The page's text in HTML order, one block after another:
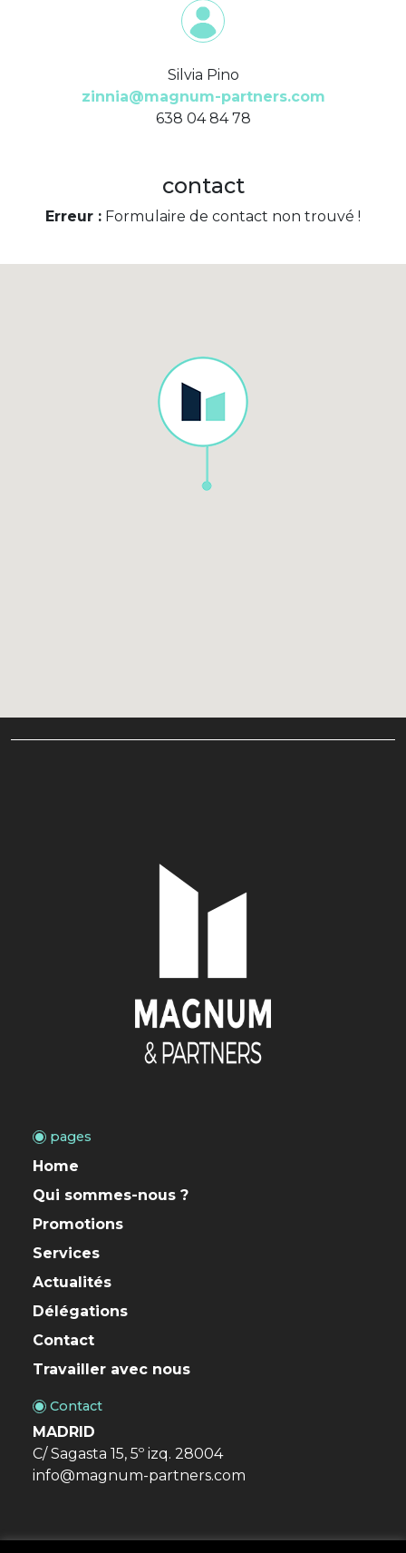
Silvia Pino
zinnia@magnum-partners.com
638 04 84 78
contact
Erreur : Formulaire de contact non trouvé !
pages
Home
Qui sommes-nous ?
Promotions
Services
Actualités
Délégations
Contact
Travailler avec nous
Contact
MADRID
C/ Sagasta 15, 5º izq. 28004
info@magnum-partners.com